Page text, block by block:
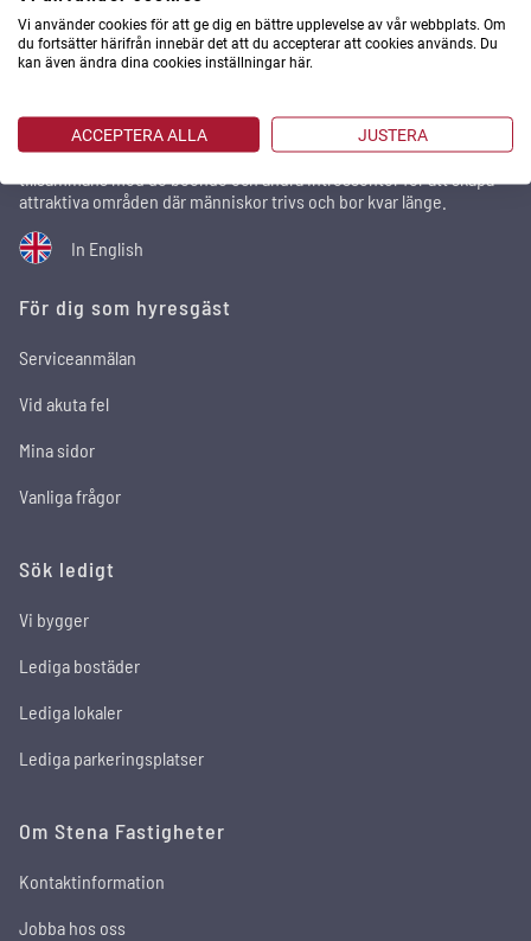
Stena Fastigheter är ett av Sveriges största privata
fastighetsbolag med 29 500 bostäder och 2 100 lokaler i
via Stena Real Estate. Vi utvecklar städer och förvaltar med
omtanke. Hållbarhetsfrågorna står högt på agendan och genom
arbetssättet relationsförvaltning sker områdesutvecklingen
tillsammans med de boende och andra intressenter för att skapa
attraktiva områden där människor trivs och bor kvar länge.
In English
För dig som hyresgäst
Serviceanmälan
Vid akuta fel
Mina sidor
Vanliga frågor
Sök ledigt
Vi bygger
Lediga bostäder
Lediga lokaler
Lediga parkeringsplatser
Om Stena Fastigheter
Kontaktinformation
Jobba hos oss
Vi använder cookies för att ge dig en bättre upplevelse av vår webbplats. Om
du fortsätter härifrån innebär det att du accepterar att cookies används. Du
kan även ändra dina cookies inställningar här.
ACCEPTERA ALLA JUSTERA